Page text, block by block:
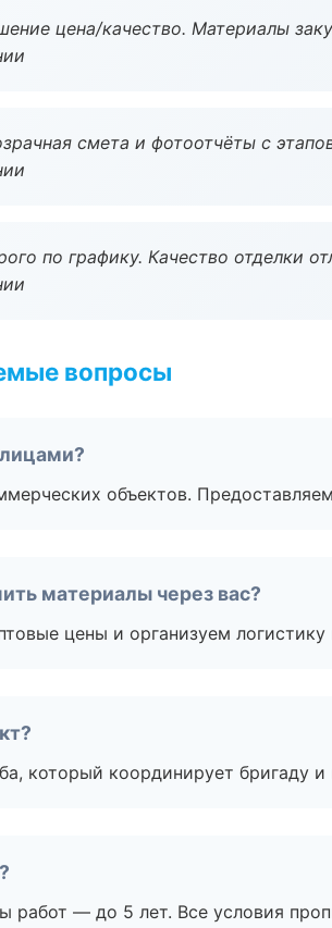
цена/качество. Материалы
смета и фотоотчёты с
по графику. Качество отделки
вопросы
объектов.
материалы через вас?
цены и организуем логистику
который координирует бригаду и
работ — до 5 лет. Все условия